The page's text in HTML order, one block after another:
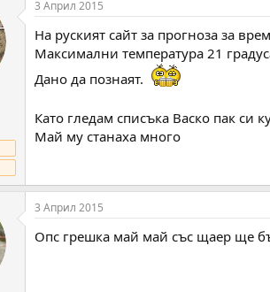
c
i
o
s
3 Април 2015
На руският сайт за прогноза за
Максимални температура 21
Дано да познаят.
Като гледам списъка Васко пак си
Май му станаха много
3 Април 2015
Опс грешка май май със щаер ще